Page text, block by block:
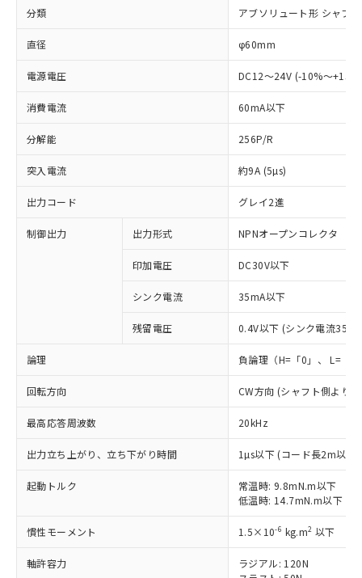
分類 アブソリュート形 シャフ
直径 φ60mm
電源電圧 DC12～24V (-10%～
消費電流 60mA以下
分解能 256P/R
突入電流 約9A (5µs)
出力コード グレイ2進
制御出力 出力形式 NPNオープンコレクタ
印加電圧 DC30V以下
シンク電流 35mA以下
残留電圧 0.4V以下 (シンク電流
論理 負論理（H=「0」、 L=「1
回転方向 CW方向 (シャフト側より
最高応答周波数 20kHz
出力立ち上がり、立ち下がり時間 1µs以下 (コード長2m以下
起動トルク
常温時: 9.8mN.m以下
低温時: 14.7mN.m以下
慣性モーメント 1.5×10-6 kg.m2 以下
軸許容力
ラジアル: 120N
以下の条件をお読みいただき、同意のうえ
ご利用ください。
対応済み：EU RoHS指令（10物質）の
非含有に対応した製品が提供可能な商品で
対応予定：EU RoHS指令（10物質）の非含
有に対応した製品に切り替える予定のある
対応予定なし：EU RoHS指令（10物質）の
非含有に非対応の商品で、対応品を出す予
定はありません。